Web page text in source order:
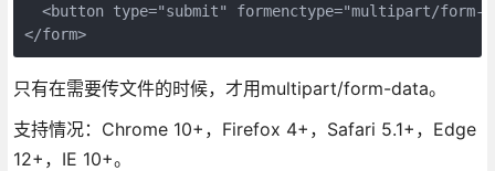
<button type="submit" formenctype="multipart/form-
</form>
只有在需要传文件的时候，才用multipart/form-data。
支持情况：Chrome 10+，Firefox 4+，Safari 5.1+，Edge
12+，IE 10+。